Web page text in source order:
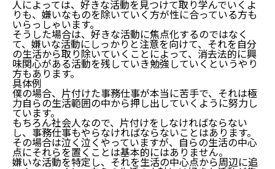
人によっては、好きな活動を見つけて取り学んでいくよ
りも、嫌いなものを除いていく方が性に合っている方も
いらっしゃいます。
そうした場合は、好きな活動に焦点化するのではなく
て、嫌いな活動にしっかりと注意を向けて、それを自分
の生活から取り除いていくことによって、消去法的に興
味関心がある活動を残していき勉強していくというやり
方もあります。
具体例
僕の場合、片付けた事務仕事が本当に苦手で、それは極
力自らの生活範囲の中から押し出していくように努力し
ています。
もちろん社会人なので、片付けをしなければならない
し、事務仕事もやらなければならないことはあります。
その場合は泣く泣くやっていますが、自らの生活の中心
点にそれらを置くことは基本的にはありません。
嫌いな活動を特定し、それを生活の中心点から周辺に追